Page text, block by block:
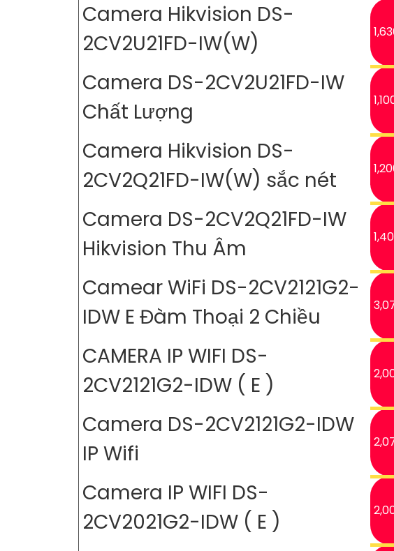
Camera Hikvision DS-
2CV2U21FD-IW(W)
Camera DS-2CV2U21FD-IW
Chất Lượng
Camera Hikvision DS-
2CV2Q21FD-IW(W) sắc nét
Camera DS-2CV2Q21FD-IW
Hikvision Thu Âm
Camear WiFi DS-2CV2121G2-
IDW E Đàm Thoại 2 Chiều
CAMERA IP WIFI DS-
2CV2121G2-IDW ( E )
Camera DS-2CV2121G2-IDW
IP Wifi
Camera IP WIFI DS-
2CV2021G2-IDW ( E )